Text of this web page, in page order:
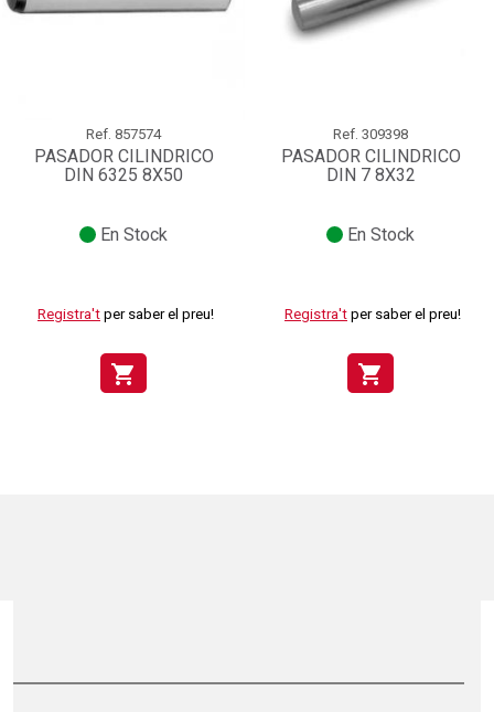
Ref. 857574
PASADOR CILINDRICO
DIN 6325 8X50
En Stock
Registra't per saber el preu!
shopping_cart
Ref. 309398
PASADOR CILINDRICO
DIN 7 8X32
En Stock
Registra't per saber el preu!
shopping_cart